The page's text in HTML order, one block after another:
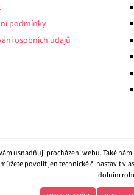
podmínky
osobních údajů
usnadňují procházení webu. Také
povolit jen technickéči nastavit
dolním